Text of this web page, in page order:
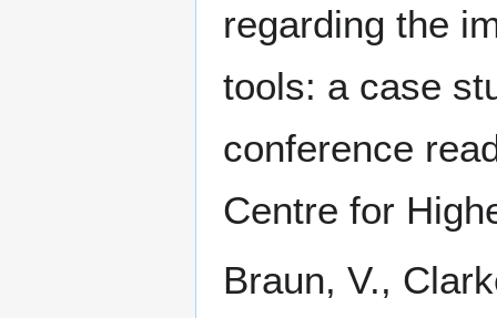
regarding the
tools: a case
conference
Centre for
Braun, V.,